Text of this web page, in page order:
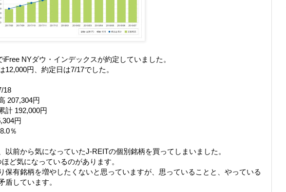
iFree NYダウ・インデックスが約定していました。
12,000円、約定日は7/17でした。
18
207,304円
計 192,000円
円
％
以前から気になっていたJ-REITの個別銘柄を買ってしまいました。
ほど気になっているのがあります。
保有銘柄を増やしたくないと思っていますが、思っていることと、やっている
盾しています。